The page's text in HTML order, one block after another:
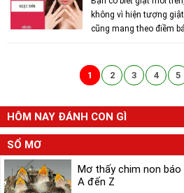
không vì hiện tượng
cũng mang theo điềm
1 2 3 4 5
HÔM NAY ĐÁNH CON GÌ
SỔ MƠ
Mơ thấy chim non
A đến Z